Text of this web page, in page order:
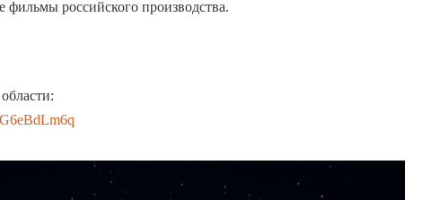
фильмы российского производства.